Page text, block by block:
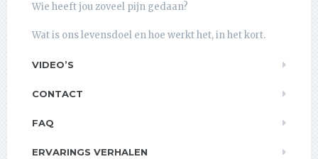
Wie heeft jou zoveel pijn gedaan?
Wat is ons levensdoel en hoe werkt het, in het kort.
VIDEO’S
CONTACT
FAQ
ERVARINGS VERHALEN